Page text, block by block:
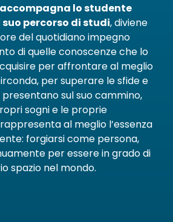
accompagna lo studente
percorso di studi, diviene
del quotidiano impegno
di quelle conoscenze che lo
per affrontare al meglio
per superare le sfide e
sul suo cammino,
sogni e le proprie
al meglio l’essenza
forgiarsi come persona,
per essere in grado di
spazio nel mondo.